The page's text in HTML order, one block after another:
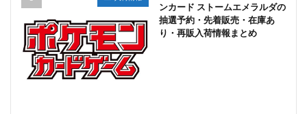
ンカード ストームエメラルダの
抽選予約・先着販売・在庫あ
り・再販入荷情報まとめ